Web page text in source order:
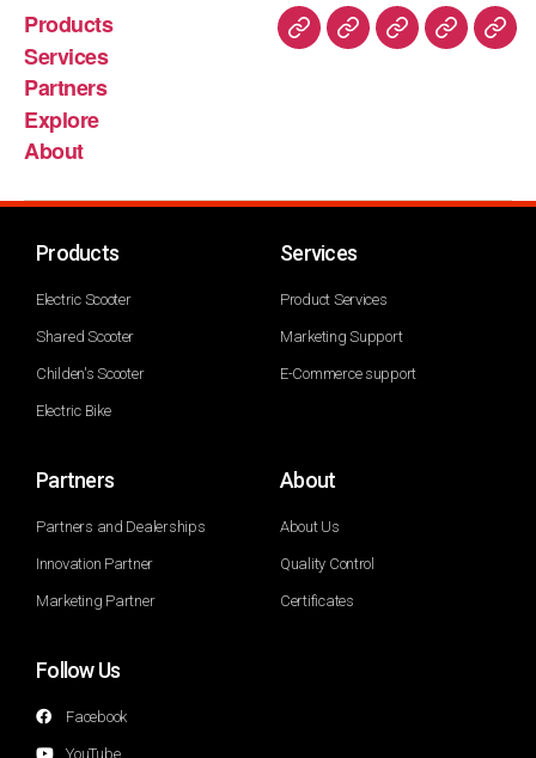
Products
Services
Partners
Explore
About
Products
Electric Scooter
Shared Scooter
Childen's Scooter
Electric Bike
Services
Product Services
Marketing Support
E-Commerce support
Partners
Partners and Dealerships
Innovation Partner
Marketing Partner
About
About Us
Quality Control
Certificates
Follow Us
Facebook
YouTube